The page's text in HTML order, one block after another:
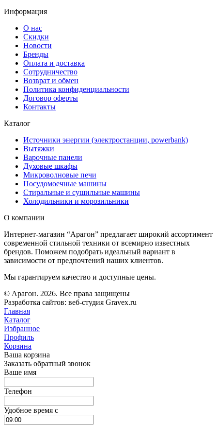
Информация
О нас
Скидки
Новости
Бренды
Оплата и доставка
Сотрудничество
Возврат и обмен
Политика конфиденциальности
Договор оферты
Контакты
Каталог
Источники энергии (электростанции, powerbank)
Вытяжки
Варочные панели
Духовые шкафы
Микроволновые печи
Посудомоечные машины
Стиральные и сушильные машины
Холодильники и морозильники
О компании
Интернет-магазин “Арагон” предлагает широкий ассортимент
современной стильной техники от всемирно известных
брендов. Поможем подобрать идеальный вариант в
зависимости от предпочтений наших клиентов.
Мы гарантируем качество и доступные цены.
© Арагон. 2026. Все права защищены
Разработка сайтов: веб-студия Gravex.ru
Главная
Каталог
Избранное
Профиль
Корзина
Ваша корзина
Заказать обратный звонок
Ваше имя
Телефон
Удобное время c